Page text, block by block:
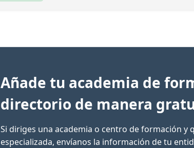
Añade tu academia de
directorio de manera
Si diriges una academia o centro de formación y
especializada, envíanos la información de tu